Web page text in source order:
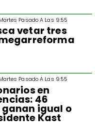
Pasado A Las 9:55
vetar tres
Pasado A Las 9:55
en
46
igual o
Kast